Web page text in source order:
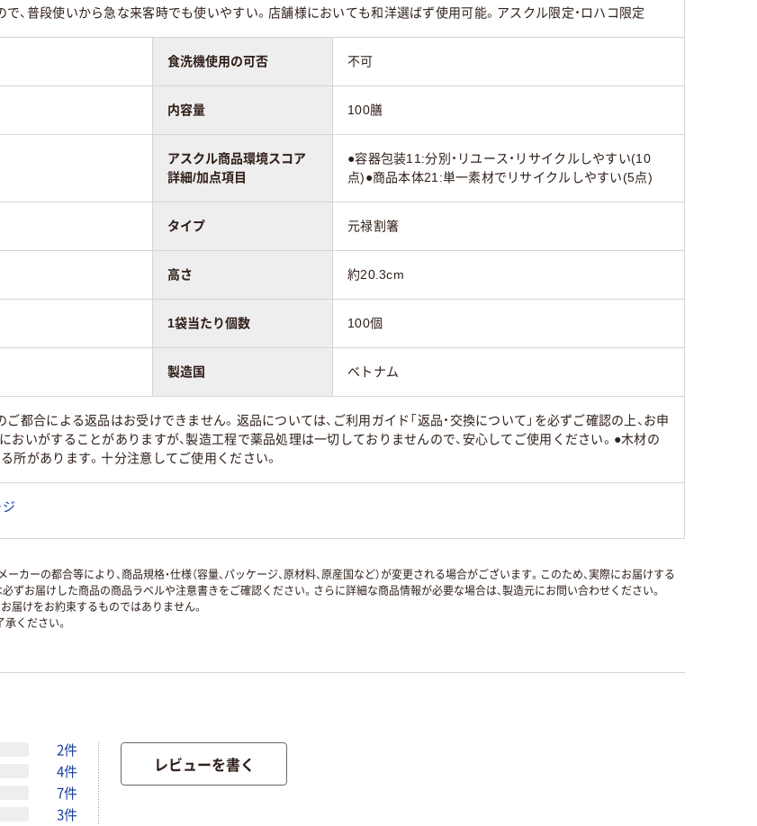
、普段使いから急な来客時でも使いやすい。店舗様においても和洋選ばず使用可能。アスクル限定・ロハコ限定
食洗機使用の可否 不可
内容量 100膳
アスクル商品環境スコア
詳細/加点項目
●容器包装11:分別・リユース・リサイクルしやすい(10
点)●商品本体21:単一素材でリサイクルしやすい(5点)
タイプ 元禄割箸
高さ 約20.3cm
1袋当たり個数 100個
製造国 ベトナム
ご都合による返品はお受けできません。返品については、ご利用ガイド「返品・交換について」を必ずご確認の上、お申
おいがすることがありますが、製造工程で薬品処理は一切しておりませんので、安心してご使用ください。●木材の
所があります。十分注意してご使用ください。
ーの都合等により、商品規格・仕様（容量、パッケージ、原材料、原産国など）が変更される場合がございます。このため、実際にお届けする
ずお届けした商品の商品ラベルや注意書きをご確認ください。さらに詳細な商品情報が必要な場合は、製造元にお問い合わせください。
お届けをお約束するものではありません。
ください。
2件
4件
7件
3件
レビューを書く